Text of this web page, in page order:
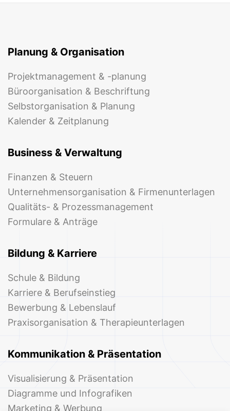
Planung & Organisation
Projektmanagement & -planung
Büroorganisation & Beschriftung
Selbstorganisation & Planung
Kalender & Zeitplanung
Business & Verwaltung
Finanzen & Steuern
Unternehmensorganisation & Firmenunterlagen
Qualitäts- & Prozessmanagement
Formulare & Anträge
Bildung & Karriere
Schule & Bildung
Karriere & Berufseinstieg
Bewerbung & Lebenslauf
Praxisorganisation & Therapieunterlagen
Kommunikation & Präsentation
Visualisierung & Präsentation
Diagramme und Infografiken
Marketing & Werbung